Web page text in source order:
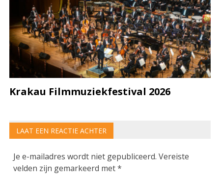
Krakau Filmmuziekfestival 2026
LAAT EEN REACTIE ACHTER
Je e-mailadres wordt niet gepubliceerd. Vereiste
velden zijn gemarkeerd met*